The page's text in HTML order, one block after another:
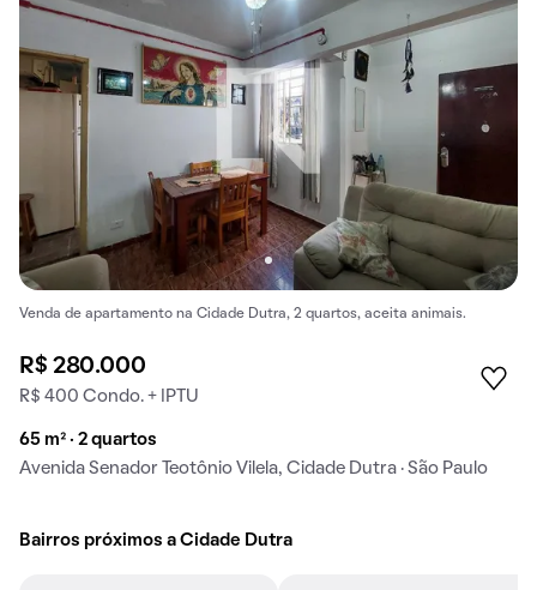
Venda de apartamento na Cidade Dutra, 2 quartos, aceita animais.
R$ 280.000
R$ 400 Condo. + IPTU
65 m² · 2 quartos
Avenida Senador Teotônio Vilela, Cidade Dutra · São Paulo
Bairros próximos a Cidade Dutra